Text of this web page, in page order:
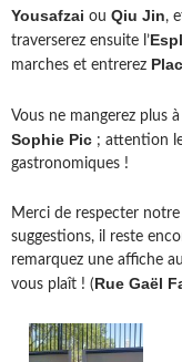
Yousafzai ou Qiu Jin,
traverserez ensuite l’
marches et entrerez
Vous ne mangerez plus
Sophie Pic ; attention
gastronomiques !
Merci de respecter
suggestions, il reste
remarquez une affiche
vous plaît ! (Rue Gaël